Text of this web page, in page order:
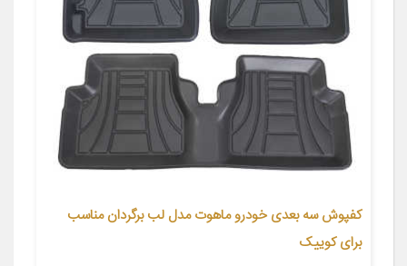
کفپوش سه بعدی خودرو ماهوت مدل لب برگردان مناسب
برای کوییک